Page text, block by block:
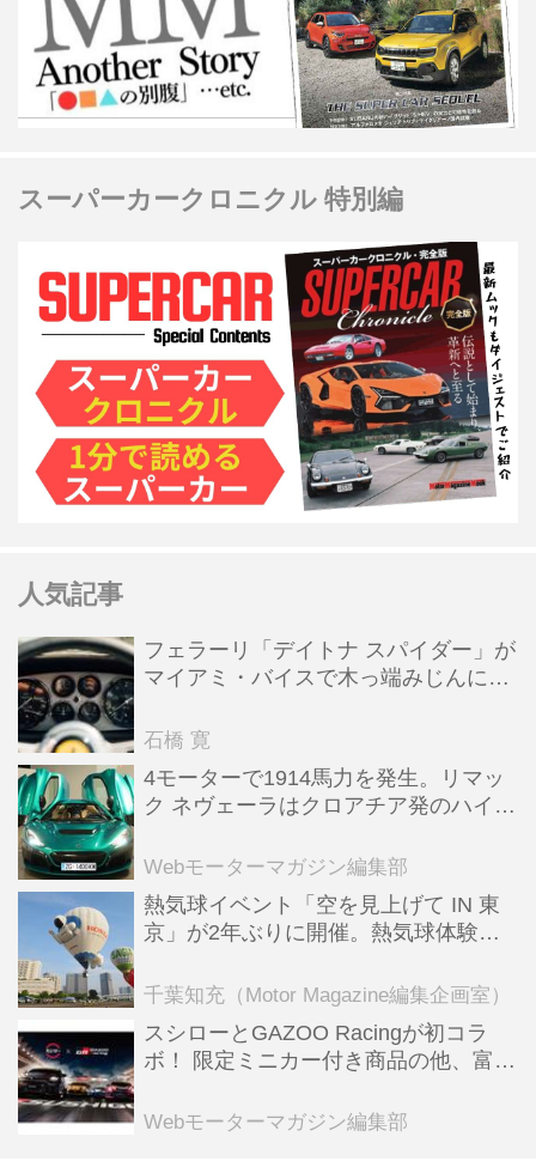
スーパーカークロニクル 特別編
人気記事
フェラーリ「デイトナ スパイダー」が
マイアミ・バイスで木っ端みじんにな
石橋 寛
4モーターで1914馬力を発生。リマッ
ク ネヴェーラはクロアチア発のハイパ
全版／115】
Webモーターマガジン編集部
熱気球イベント「空を見上げて IN 東
京」が2年ぶりに開催。熱気球体験搭
ンテンツも
千葉知充（Motor Magazine編集企画室）
スシローとGAZOO Racingが初コラ
ボ！ 限定ミニカー付き商品の他、富士
る抽選企画などを展開
Webモーターマガジン編集部